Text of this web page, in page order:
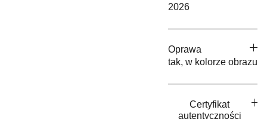
2026
Oprawa
tak, w kolorze obrazu
Certyfikat
autentyczności